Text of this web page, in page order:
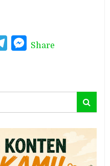
TelegramMessenger
Share
Search